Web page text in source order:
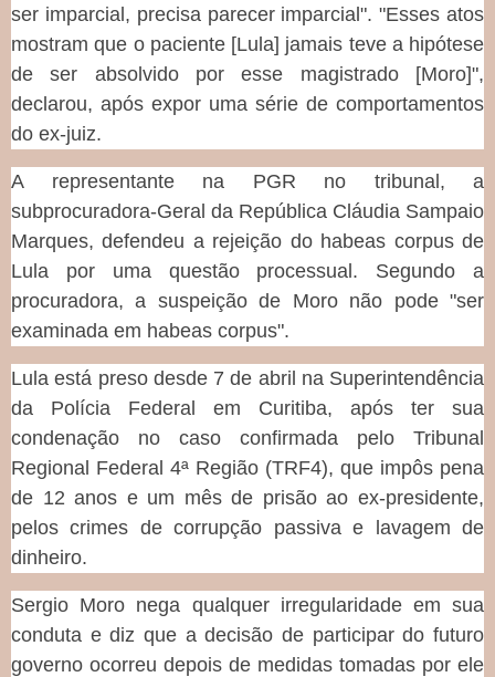
ser imparcial, precisa parecer imparcial". "Esses atos
mostram que o paciente [Lula] jamais teve a hipótese
de ser absolvido por esse magistrado [Moro]",
declarou, após expor uma série de comportamentos
do ex-juiz.
A representante na PGR no tribunal, a
subprocuradora-Geral da República Cláudia Sampaio
Marques, defendeu a rejeição do habeas corpus de
Lula por uma questão processual. Segundo a
procuradora, a suspeição de Moro não pode "ser
examinada em habeas corpus".
Lula está preso desde 7 de abril na Superintendência
da Polícia Federal em Curitiba, após ter sua
condenação no caso confirmada pelo Tribunal
Regional Federal 4ª Região (TRF4), que impôs pena
de 12 anos e um mês de prisão ao ex-presidente,
pelos crimes de corrupção passiva e lavagem de
dinheiro.
Sergio Moro nega qualquer irregularidade em sua
conduta e diz que a decisão de participar do futuro
governo ocorreu depois de medidas tomadas por ele